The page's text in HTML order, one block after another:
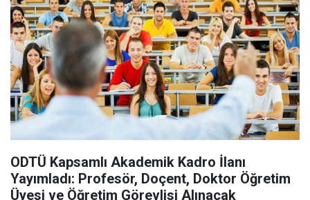
ODTÜ Kapsamlı Akademik Kadro İlanı
Yayımladı: Profesör, Doçent, Doktor Öğretim
Üyesi ve Öğretim Görevlisi Alınacak